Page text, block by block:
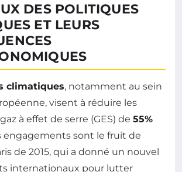
DES POLITIQUES
ET LEURS
climatiques, notamment au sein
visent à réduire les
à effet de serre (GES) de 55%
engagements sont le fruit de
de 2015, qui a donné un nouvel
internationaux pour lutter